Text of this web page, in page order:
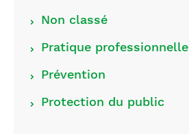
Non classé
Pratique professionnelle
Prévention
Protection du public